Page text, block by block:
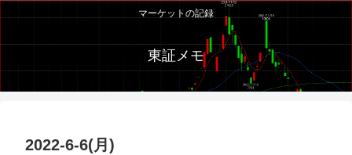
マーケットの記録
東証メモ
2022-6-6(月)